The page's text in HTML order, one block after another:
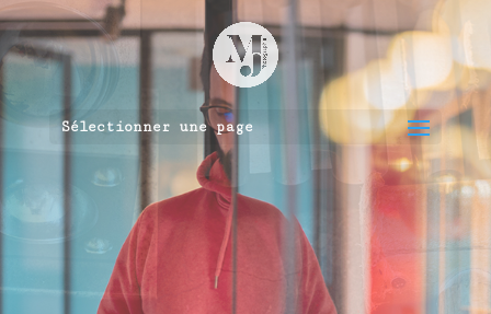
Sélectionner une page